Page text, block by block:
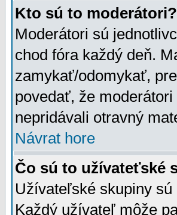
Kto sú to moderátori?
Moderátori sú
chod fóra každý deň.
zamykať/odomykať,
povedať, že
nepridávali otravný
Návrat hore
Čo sú to užívateťské
Užívateľské skupiny
Každý užívateľ môže